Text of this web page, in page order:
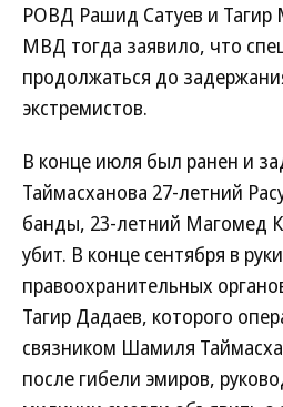
РОВД Рашид Сатуев и Тагир
МВД тогда заявило, что
продолжаться до
экстремистов.
В конце июля был ранен и
Таймасханова 27-летний
банды, 23-летний Магомед
убит. В конце сентября в руки
правоохранительных
Тагир Дадаев, которого
связником Шамиля
после гибели эмиров,